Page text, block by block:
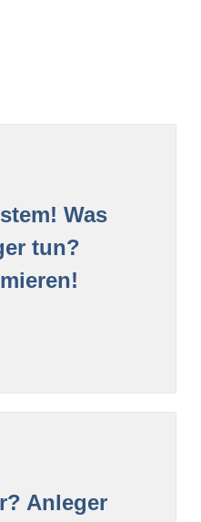
Was
tun?
Anleger